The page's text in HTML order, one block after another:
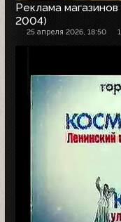
Реклама
2004)
25 апреля 2026, 18:50